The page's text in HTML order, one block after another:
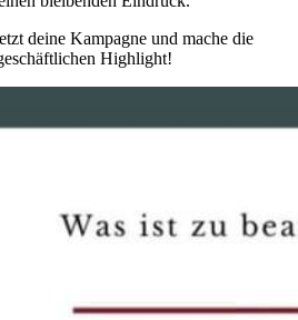
deine Kampagne und mache die
Highlight!